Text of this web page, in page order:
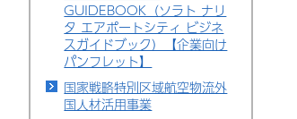
GUIDEBOOK（ソラト ナリ
タ エアポートシティ ビジネ
スガイドブック）【企業向け
パンフレット】
国家戦略特別区域航空物流外
国人材活用事業